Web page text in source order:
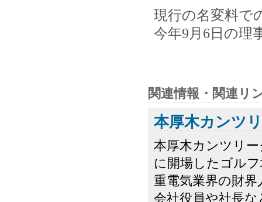
現行の名変料で
今年9月6日の理
関連情報・関連リ
本厚木カンツ
本厚木カンツリ
に開場したゴル
重電気業界の財
会社役員や社長